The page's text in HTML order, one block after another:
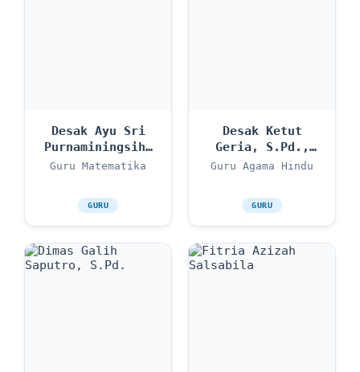
Desak Ayu Sri
Purnaminingsih,
S.Pd.
Guru Matematika
GURU
Desak Ketut
Geria, S.Pd.,
M.Pd.
Guru Agama Hindu
GURU